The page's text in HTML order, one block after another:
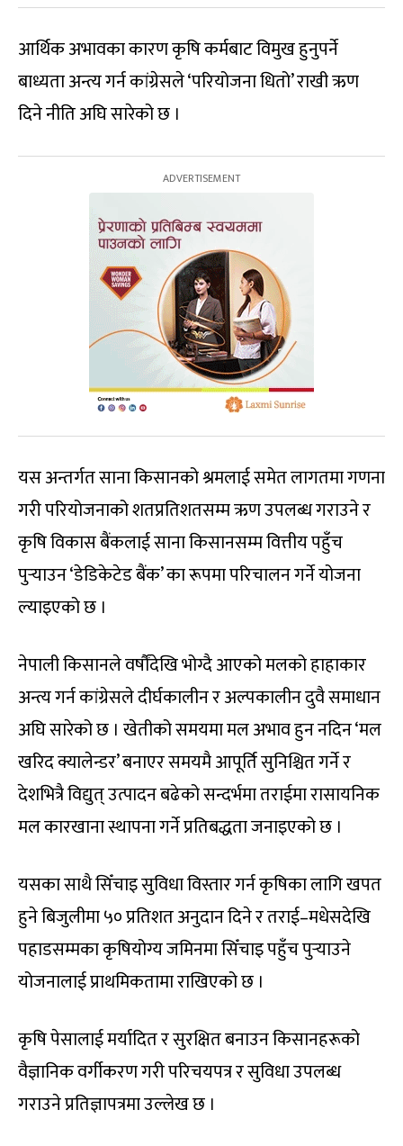
आर्थिक अभावका कारण कृषि कर्मबाट विमुख हुनुपर्ने
बाध्यता अन्त्य गर्न कांग्रेसले ‘परियोजना धितो’ राखी ऋण
दिने नीति अघि सारेको छ ।
यस अन्तर्गत साना किसानको श्रमलाई समेत लागतमा गणना
गरी परियोजनाको शतप्रतिशतसम्म ऋण उपलब्ध गराउने र
कृषि विकास बैंकलाई साना किसानसम्म वित्तीय पहुँच
पुर्‍याउन ‘डेडिकेटेड बैंक’ का रूपमा परिचालन गर्ने योजना
ल्याइएको छ ।
नेपाली किसानले वर्षौंदेखि भोग्दै आएको मलको हाहाकार
अन्त्य गर्न कांग्रेसले दीर्घकालीन र अल्पकालीन दुवै समाधान
अघि सारेको छ । खेतीको समयमा मल अभाव हुन नदिन ‘मल
खरिद क्यालेन्डर’ बनाएर समयमै आपूर्ति सुनिश्चित गर्ने र
देशभित्रै विद्युत् उत्पादन बढेको सन्दर्भमा तराईमा रासायनिक
मल कारखाना स्थापना गर्ने प्रतिबद्धता जनाइएको छ ।
यसका साथै सिँचाइ सुविधा विस्तार गर्न कृषिका लागि खपत
हुने बिजुलीमा ५० प्रतिशत अनुदान दिने र तराई–मधेसदेखि
पहाडसम्मका कृषियोग्य जमिनमा सिँचाइ पहुँच पुर्‍याउने
योजनालाई प्राथमिकतामा राखिएको छ ।
कृषि पेसालाई मर्यादित र सुरक्षित बनाउन किसानहरूको
वैज्ञानिक वर्गीकरण गरी परिचयपत्र र सुविधा उपलब्ध
गराउने प्रतिज्ञापत्रमा उल्लेख छ ।